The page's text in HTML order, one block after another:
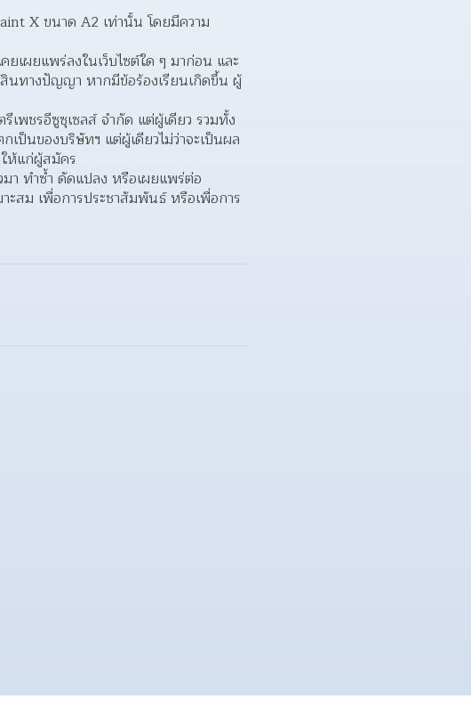
X ขนาด A2 เท่านั้น โดยมีความ
เผยแพร่ลงในเว็บไซต์ใด ๆ มาก่อน และ
นทางปัญญา หากมีข้อร้องเรียนเกิดขึ้น ผู้
พชรอีซูซุเซลส์ จำกัด แต่ผู้เดียว รวมทั้ง
นของบริษัทฯ แต่ผู้เดียวไม่ว่าจะเป็นผล
ห้แก่ผู้สมัคร
า ทำซ้ำ ดัดแปลง หรือเผยแพร่ต่อ
สม เพื่อการประชาสัมพันธ์ หรือเพื่อการ